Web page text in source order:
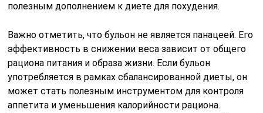
полезным дополнением к диете для похудения.
Важно отметить, что бульон не является панацеей. Его
эффективность в снижении веса зависит от общего
рациона питания и образа жизни. Если бульон
употребляется в рамках сбалансированной диеты, он
может стать полезным инструментом для контроля
аппетита и уменьшения калорийности рациона.